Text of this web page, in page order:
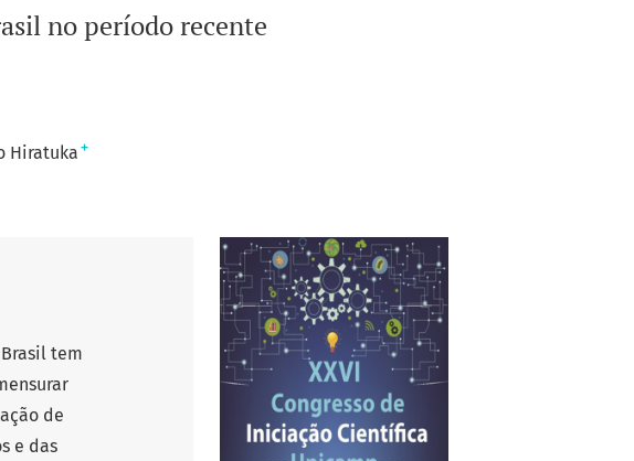
no período recente
Hiratuka +
tem
de
e das